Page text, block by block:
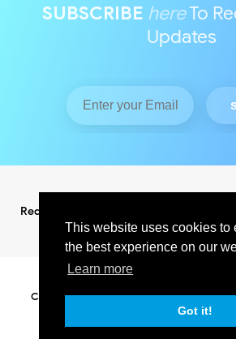
This website uses cookies to
the best experience on our
Learn more
Got it!
SUBSCRIBE hereTo
Updates
Redaksi
Copyright ©2026KABAR INDO RAYA
SUPPORT BY